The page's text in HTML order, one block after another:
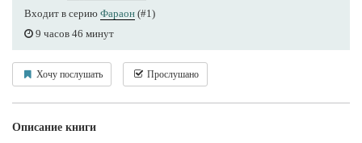
Входит в серию Фараон (#1)
9 часов 46 минут
Хочу послушать Прослушано
Описание книги